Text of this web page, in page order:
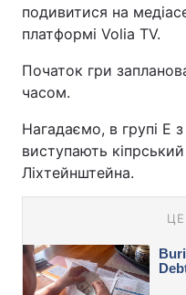
подивитися на
платформі Volia TV.
Початок гри
часом.
Нагадаємо, в групі Е
виступають
Ліхтейнштейна.